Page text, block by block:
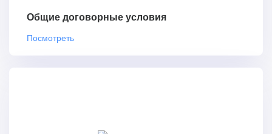
Общие договорные условия
Посмотреть